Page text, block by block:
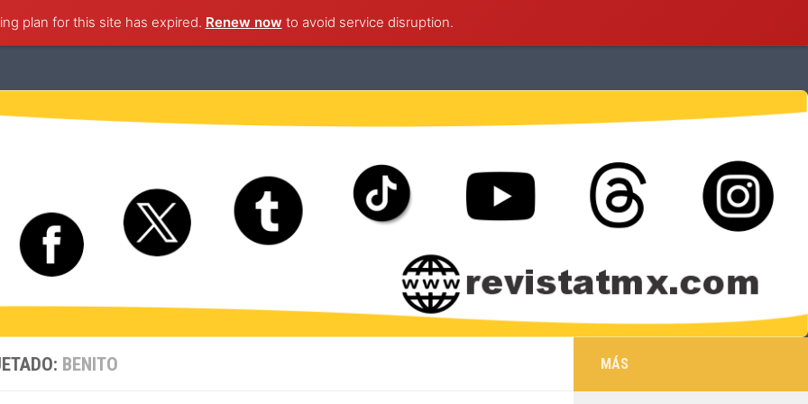
plan for this site has expired. Renew now to avoid service disruption.
Nacional Ciudad de México Estado de México
BENITO MÁS